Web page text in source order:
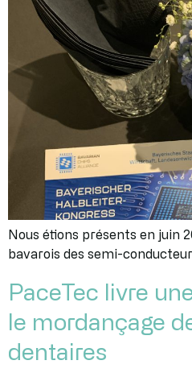
Nous étions présents en juin
bavarois des semi-
PaceTec livre
le mordançage
dentaires